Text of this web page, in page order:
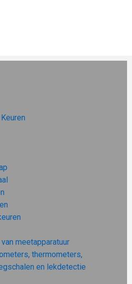
meetapparatuur
thermometers,
en lekdetectie